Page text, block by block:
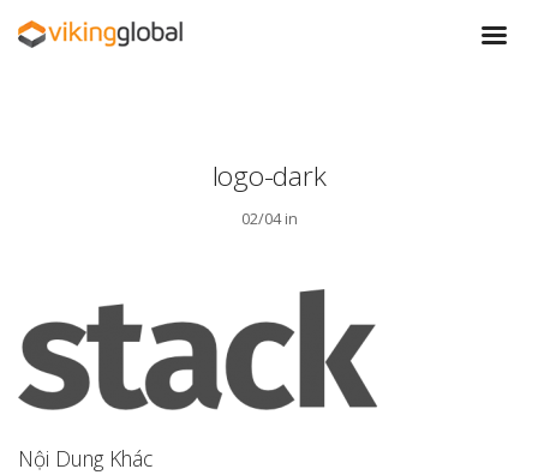
logo-dark
02/04 in
Nội Dung Khác